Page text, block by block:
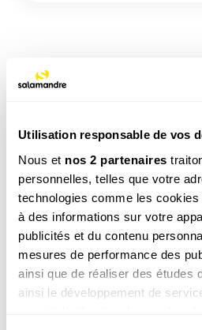
Utilisation responsable de vos
Nous et nos 2 partenaires
personnelles, telles que votre
technologies comme les
à des informations sur votre
publicités et du contenu
mesures de performance des
ainsi que de réaliser des études
ainsi le développement de
TAGS
NOS 3
REVUE
Plongez au coeur d'une